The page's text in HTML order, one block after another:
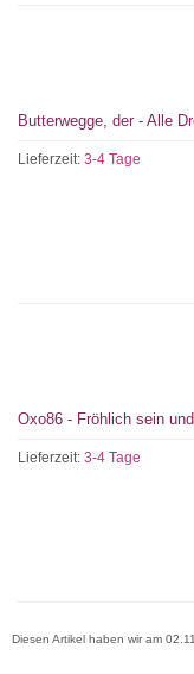
Butterwegge, der - Alle
Lieferzeit: 3-4 Tage
Oxo86 - Fröhlich sein
Lieferzeit: 3-4 Tage
Diesen Artikel haben wir am